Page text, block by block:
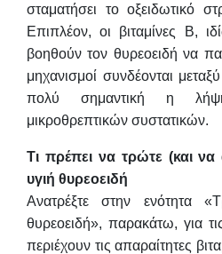
σταματήσει το οξειδωτικό
Επιπλέον, οι βιταμίνες Β,
βοηθούν τον θυρεοειδή να
μηχανισμοί συνδέονται
πολύ σημαντική η
μικροθρεπτικών συστατικών.
Τι πρέπει να τρώτε (και να
υγιή θυρεοειδή
Ανατρέξτε στην ενότητα
θυρεοειδή», παρακάτω, για
περιέχουν τις απαραίτητες